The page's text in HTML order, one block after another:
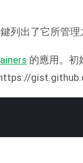
鍵列出了它所管
的應用。初